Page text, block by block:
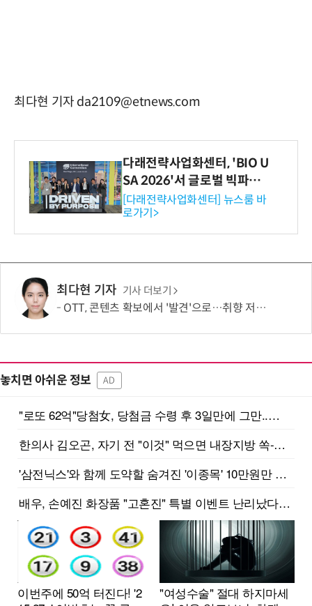
최다현 기자 da2109@etnews.com
다래전략사업화센터, 'BIO U
SA 2026'서 글로벌 빅파마
와의 비즈니스 미팅 지원…K
-바이오 해외 진출 교두보 확
보
[다래전략사업화센터] 뉴스룸 바
로가기>
최다현 기자 기사 더보기
OTT, 콘텐츠 확보에서 '발견'으로…취향 저격이 이탈 막는다
놓치면 아쉬운 정보 AD